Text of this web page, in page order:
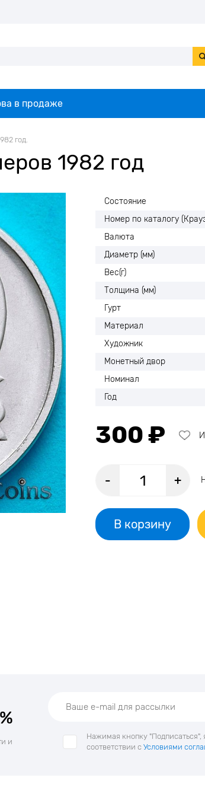
в продаже
год.
1982 год
Состояние
Номер по каталогу
Валюта
Диаметр (мм)
Вес(г)
Толщина (мм)
Гурт
Материал
Художник
Монетный двор
Номинал
Год
300 ₽
- +
В корзину
и
Нажимая кнопку
соответствии с Условиями